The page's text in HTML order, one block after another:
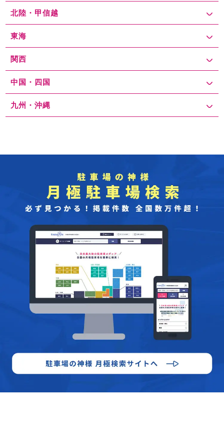
北陸・甲信越
東海
関西
中国・四国
九州・沖縄